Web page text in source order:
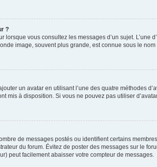
?
vous consultez les messages d’un sujet.
image, souvent plus grande, est connue sous le
un avatar en utilisant l’une des quatre méthodes
mis à disposition. Si vous ne pouvez pas utiliser
de messages postés ou identifient certains
du forum. Évitez de poster des messages sur le
peut facilement abaisser votre compteur de messages.